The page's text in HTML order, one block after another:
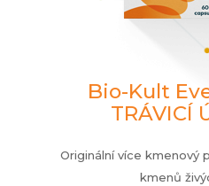
Bio-Kult
TRÁVICÍ
Originální více kmenový
kmenů